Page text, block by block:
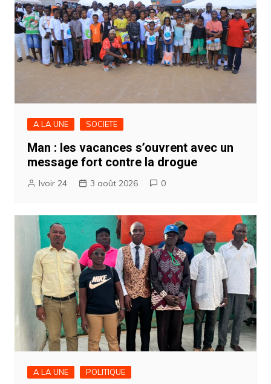
A LA UNE SOCIETE
Man : les vacances s’ouvrent avec un
message fort contre la drogue
Ivoir 24 3 août 2026 0
A LA UNE POLITIQUE